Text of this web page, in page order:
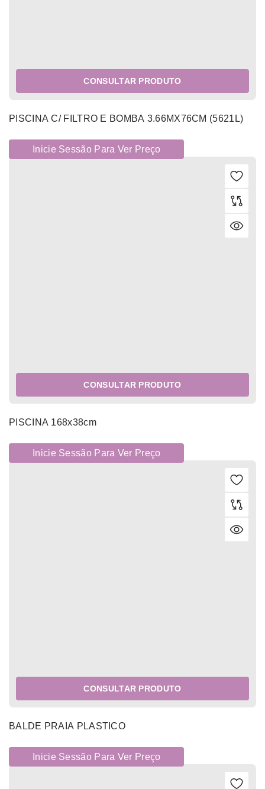
CONSULTAR PRODUTO
PISCINA C/ FILTRO E BOMBA 3.66MX76CM (5621L)
Inicie Sessão Para Ver Preço
CONSULTAR PRODUTO
PISCINA 168x38cm
Inicie Sessão Para Ver Preço
CONSULTAR PRODUTO
BALDE PRAIA PLASTICO
Inicie Sessão Para Ver Preço